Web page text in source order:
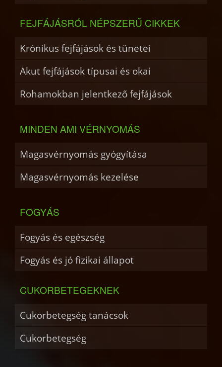
FEJFÁJÁSRÓL NÉPSZERŰ CIKKEK
Krónikus fejfájások és tünetei
Akut fejfájások típusai és okai
Rohamokban jelentkező fejfájások
MINDEN AMI VÉRNYOMÁS
Magasvérnyomás gyógyítása
Magasvérnyomás kezelése
FOGYÁS
Fogyás és egészség
Fogyás és jó fizikai állapot
CUKORBETEGEKNEK
Cukorbetegség tanácsok
Cukorbetegség